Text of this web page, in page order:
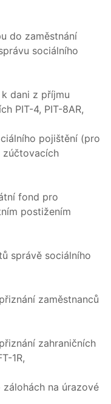
do zaměstnání
sociálního
dani z příjmu
PIT-4, PIT-8AR,
pojištění (pro
zúčtovacích
fond pro
postižením
správě sociálního
zaměstnanců
zahraničních
1R,
na úrazové